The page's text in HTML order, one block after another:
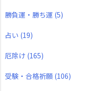
勝負運・勝ち運 (5)
占い (19)
厄除け (165)
受験・合格祈願 (106)